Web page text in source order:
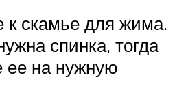
к скамье для жима.
спинка, тогда
ее на нужную